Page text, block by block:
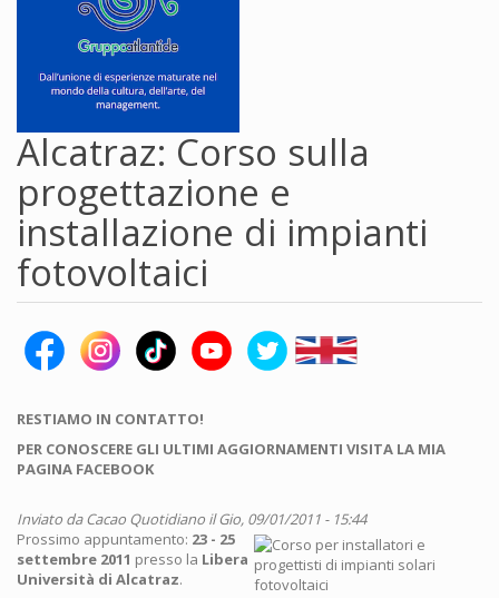
Alcatraz: Corso sulla
progettazione e
installazione di impianti
fotovoltaici
RESTIAMO IN CONTATTO!
PER CONOSCERE GLI ULTIMI AGGIORNAMENTI VISITA LA MIA
PAGINA FACEBOOK
Inviato daCacao Quotidiano il Gio, 09/01/2011 - 15:44
Prossimo appuntamento: 23 - 25
settembre 2011 presso la Libera
Università di Alcatraz.